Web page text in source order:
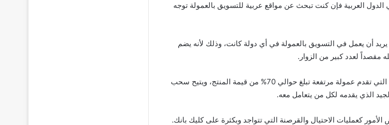
الدول العربية فإن كنت تبحث عن مواقع عربية للتسويق بالعمولة توجه
أن يعمل في التسويق بالعمولة في أي دولة كانت، وذلك لأنه يضم
مقصداً لعدد كبير من الزوار.
علاوة على ذلك يعتبر من أفضل المواقع التي تقدم عمولة مرتفعة تبلغ حوالي 70% من قيمة المنتج، ويتيح سحب
الذي يقدمه لكل من يتعامل معه.
كعمليات الاحتيال والقرصنة التي تتواجد وبكثرة على كليك بانك.